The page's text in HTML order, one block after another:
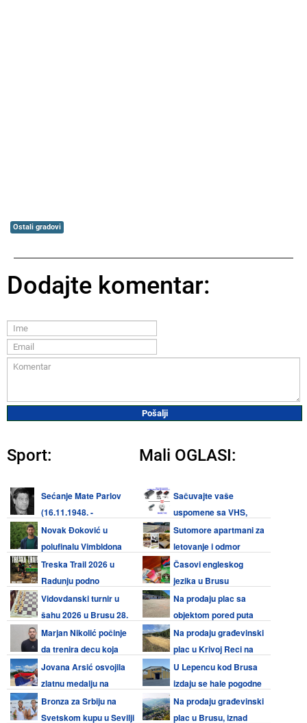
Ostali gradovi
Dodajte komentar:
Sport:
Sećanje Mate Parlov
(16.11.1948. -
29.07.2008.) - "Ne mogu ja biti
nacionalista, ja sam svetski
prvak!"
Novak Đoković u
polufinalu Vimbldona
2026
Treska Trail 2026 u
Radunju podno
Kopaonika 5. jula
Vidovdanski turnir u
šahu 2026 u Brusu 28.
Marjan Nikolić počinje
da trenira decu koja
žele da igraju tenis
Jovana Arsić osvojila
zlatnu medalju na
Svetskom kupu u Plovdivu –
Srbija sa dva finala i tri
Bronza za Srbiju na
Svetskom kupu u Sevilji
Mali OGLASI:
Sačuvajte vaše
uspomene sa VHS,
Video 8, Hi8, Mini DV kaseta i
audio kaseta
Sutomore apartmani za
letovanje i odmor
Časovi engleskog
jezika u Brusu
Na prodaju plac sa
objektom pored puta
Kruševac - BrusNa prodaju građevinski
plac u Krivoj Reci na
KopaonikuU Lepencu kod Brusa
izdaju se hale pogodne
za razne delatnosti
Na prodaju građevinski
plac u Brusu, iznad